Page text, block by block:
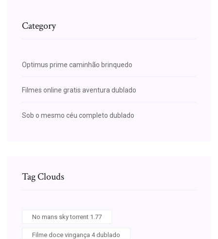
Category
Optimus prime caminhão brinquedo
Filmes online gratis aventura dublado
Sob o mesmo céu completo dublado
Tag Clouds
No mans sky torrent 1.77
Filme doce vingança 4 dublado